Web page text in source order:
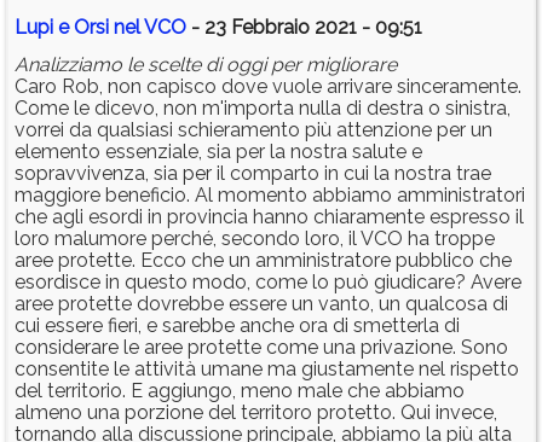
Lupi e Orsi nel VCO - 23 Febbraio 2021 - 09:51
Analizziamo le scelte di oggi per migliorare
Caro Rob, non capisco dove vuole arrivare sinceramente.
Come le dicevo, non m'importa nulla di destra o sinistra,
vorrei da qualsiasi schieramento più attenzione per un
elemento essenziale, sia per la nostra salute e
sopravvivenza, sia per il comparto in cui la nostra trae
maggiore beneficio. Al momento abbiamo amministratori
che agli esordi in provincia hanno chiaramente espresso il
loro malumore perché, secondo loro, il VCO ha troppe
aree protette. Ecco che un amministratore pubblico che
esordisce in questo modo, come lo può giudicare? Avere
aree protette dovrebbe essere un vanto, un qualcosa di
cui essere fieri, e sarebbe anche ora di smetterla di
considerare le aree protette come una privazione. Sono
consentite le attività umane ma giustamente nel rispetto
del territorio. E aggiungo, meno male che abbiamo
almeno una porzione del territoro protetto. Qui invece,
tornando alla discussione principale, abbiamo la più alta